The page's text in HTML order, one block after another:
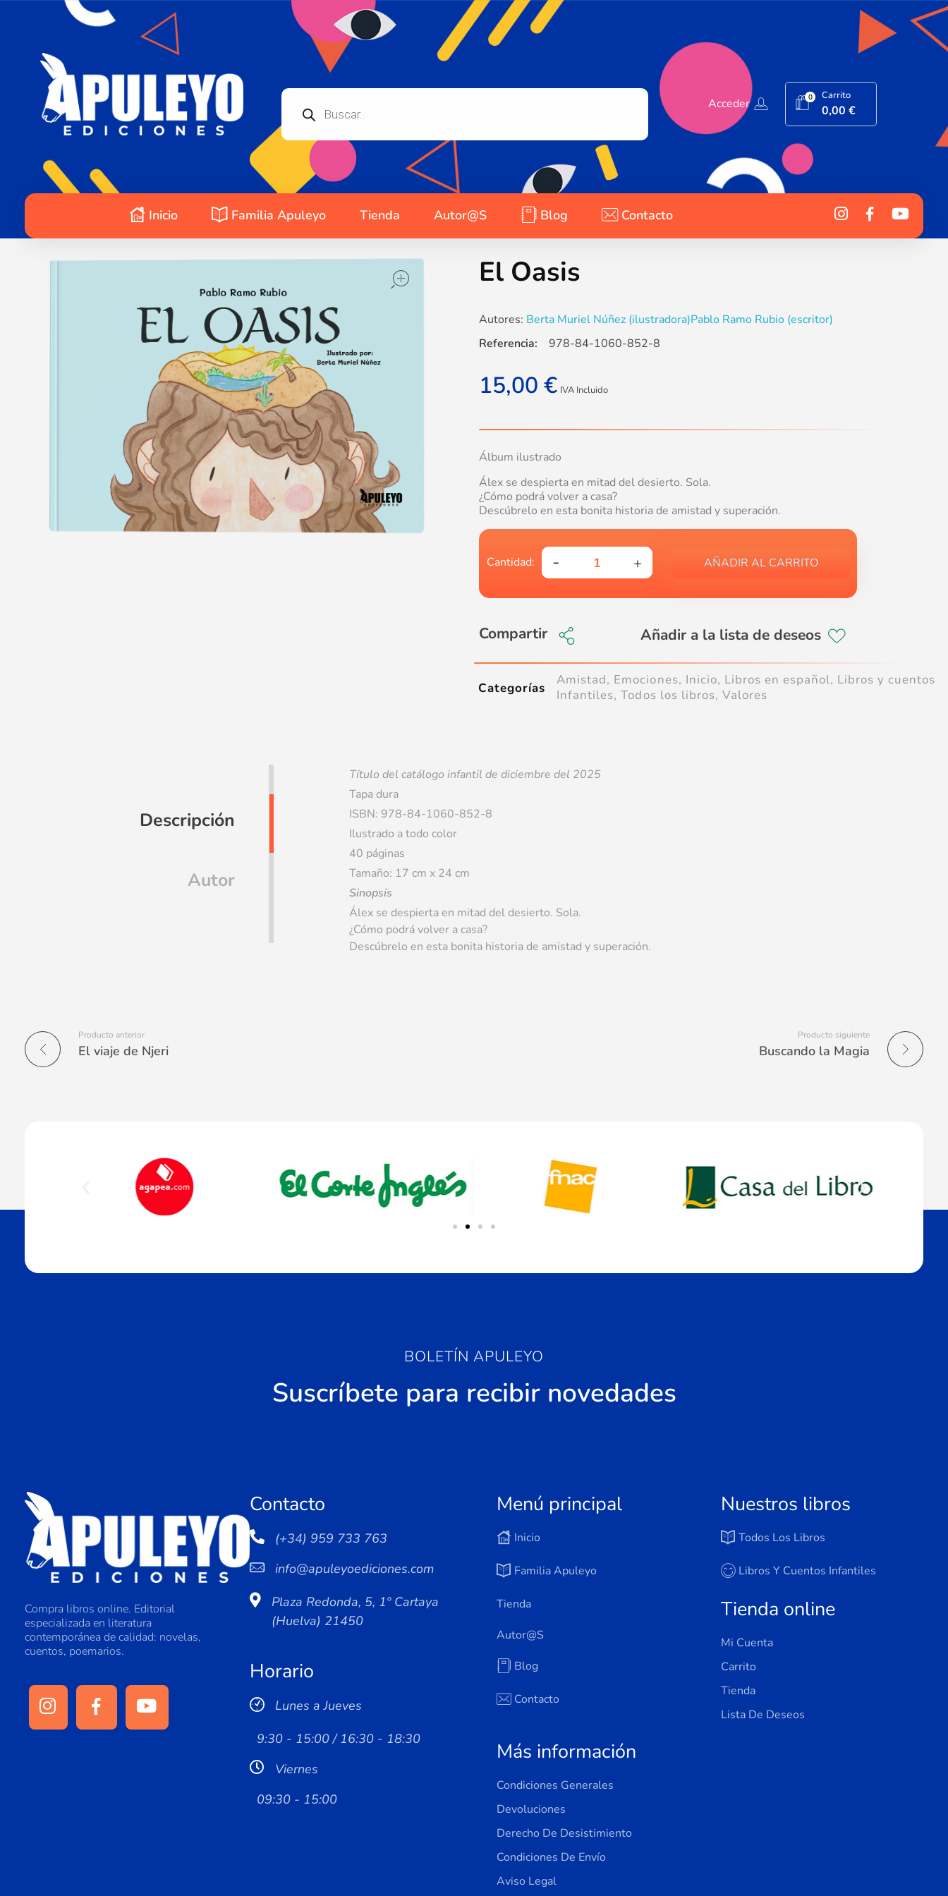
Acceder 0 Carrito
0,00€
Inicio Familia Apuleyo Tienda Autor@s Blog Contacto
El Oasis
Autores: Berta Muriel Núñez (ilustradora)Pablo Ramo Rubio (escritor)
15,00 € IVA Incluido
Álbum ilustrado
Álex se despierta en mitad del desierto. Sola.
¿Cómo podrá volver a casa?
Descúbrelo en esta bonita historia de amistad y superación.
AÑADIR AL CARRITO
Compartir
Referencia: 978-84-1060-852-8
Categorías Amistad, Emociones, Inicio, Libros en español, Libros y cuentos
Infantiles,Todos los libros, Valores
Descripción
Autor
Título del catálogo infantil de diciembre del 2025
Tapa dura
ISBN: 978-84-1060-852-8
Ilustrado a todo color
40 páginas
Tamaño: 17 cm x 24 cm
Sinopsis
Álex se despierta en mitad del desierto. Sola.
¿Cómo podrá volver a casa?
Descúbrelo en esta bonita historia de amistad y superación.
Producto anterior
El viaje de Njeri
Producto siguiente
Buscando la Magia
BOLETÍN APULEYO
Suscríbete para recibir novedades
Compra libros online. Editorial
especializada en literatura
contemporánea de calidad: novelas,
cuentos, poemarios.
Contacto
(+34) 959 733 763
info@apuleyoediciones.com
Plaza Redonda, 5, 1º Cartaya
(Huelva) 21450
Horario
Lunes a Jueves
9:30 - 15:00 / 16:30 - 18:30
Viernes
09:30 - 15:00
Menú principal
Inicio
Familia Apuleyo
Tienda
Autor@s
Blog
Contacto
Más información
Condiciones Generales
Devoluciones
Derecho De Desistimiento
Condiciones De Envío
Aviso Legal
Nuestros libros
Todos Los Libros
Libros Y Cuentos Infantiles
Tienda online
Mi Cuenta
Carrito
Tienda
Lista De Deseos